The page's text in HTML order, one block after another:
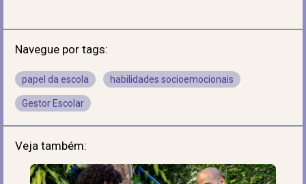
Navegue por tags:
papel da escola habilidades socioemocionais
Gestor Escolar
Veja também: